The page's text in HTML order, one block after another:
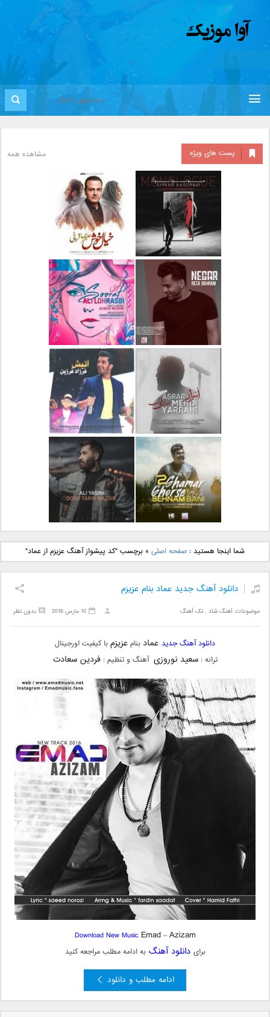
پست های ویژه مشاهده همه
دانلود آلبوم جدید سیروان
خسروی بنام مونولوگ
دانلود آهنگ جدید علیرضا
قربانی بنام خیال خوش
دانلود آهنگ جدید رضا
بهرام بنام نگار
دانلود آهنگ جدید علی
لهراسبی بنام صورت
دانلود آهنگ جدید مهدی
یراحی بنام اسرار
دانلود آهنگ جدید فرزاد
فرزین بنام آتیش
دانلود آهنگ جدید بهنام
بانی بنام قرص قمر 2
دانلود آهنگ جدید علی
یاسینی بنام دورترین نزدیک
شما اینجا هستید :صفحه اصلی »برچسب "کد پیشواز آهنگ عزیزم از عماد"
دانلود آهنگ جدید عماد بنام عزیزم
موضوعات:آهنگ شاد ,تک آهنگ بدون نظر 10 مارس 2016
دانلود آهنگ جدید عماد بنامعزیزمبا کیفیت اورجینال
ترانه :سعید نوروزی آهنگ و تنظیم :فردین سعادت
Download New Music Emad–Azizam
برای دانلود آهنگ به ادامه مطلب مراجعه کنید
ادامه مطلب و دانلود